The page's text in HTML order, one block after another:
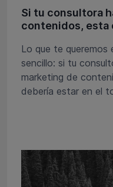
Si tu consultora
contenidos, esta
Lo que te queremos
sencillo: si tu
marketing de
debería estar en el